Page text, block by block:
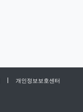
개인정보보호센터